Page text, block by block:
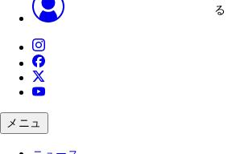
る
メニュ